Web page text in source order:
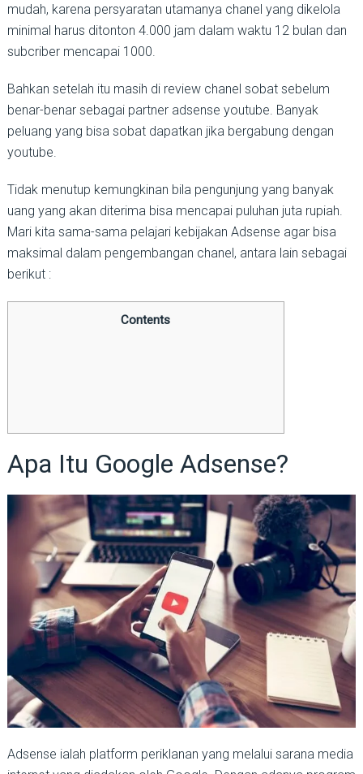
mudah, karena persyaratan utamanya chanel yang dikelola
minimal harus ditonton 4.000 jam dalam waktu 12 bulan dan
subcriber mencapai 1000.
Bahkan setelah itu masih di review chanel sobat sebelum
benar-benar sebagai partner adsense youtube. Banyak
peluang yang bisa sobat dapatkan jika bergabung dengan
youtube.
Tidak menutup kemungkinan bila pengunjung yang banyak
uang yang akan diterima bisa mencapai puluhan juta rupiah.
Mari kita sama-sama pelajari kebijakan Adsense agar bisa
maksimal dalam pengembangan chanel, antara lain sebagai
berikut :
Contents
Apa Itu Google Adsense?
Adsense ialah platform periklanan yang melalui sarana media